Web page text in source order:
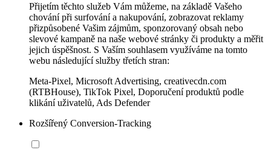
Přijetím těchto služeb Vám můžeme, na základě Vašeho
chování při surfování a nakupování, zobrazovat reklamy
přizpůsobené Vašim zájmům, sponzorovaný obsah nebo
slevové kampaně na naše webové stránky či produkty a měřit
jejich úspěšnost. S Vaším souhlasem využíváme na tomto
webu následující služby třetích stran:
Meta-Pixel, Microsoft Advertising, creativecdn.com
(RTBHouse), TikTok Pixel, Doporučení produktů podle
klikání uživatelů, Ads Defender
Rozšířený Conversion-Tracking